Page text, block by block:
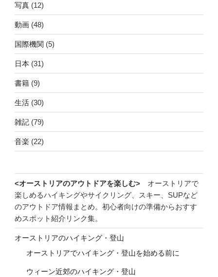
写真 (12)
動画 (48)
国際機関 (5)
日本 (31)
書籍 (9)
生活 (30)
雑記 (79)
音楽 (22)
<オーストリアのアウトドアを楽しむ> オーストリアで
楽しめるハイキングやサイクリング、スキー、SUPなど
のアウトドア情報まとめ。初心者向けの準備からおすす
めスポット紹介リンク集。
オーストリアのハイキング・登山
オーストリアでハイキング・登山を始める前に
ウィーン近郊のハイキング・登山